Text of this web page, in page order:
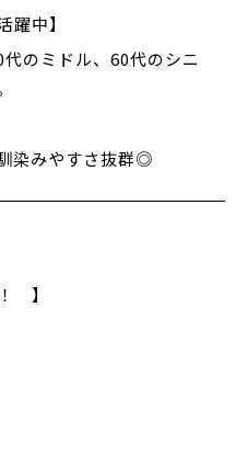
躍中】
のミドル、60代のシニ
染みやすさ抜群◎
】